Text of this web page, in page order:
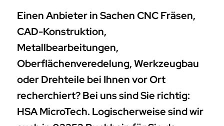
Einen Anbieter in Sachen CNC Fräsen,
CAD-Konstruktion,
Metallbearbeitungen,
Oberflächenveredelung, Werkzeugbau
oder Drehteile bei Ihnen vor Ort
recherchiert? Bei uns sind Sie richtig:
HSA MicroTech. Logischerweise sind wir